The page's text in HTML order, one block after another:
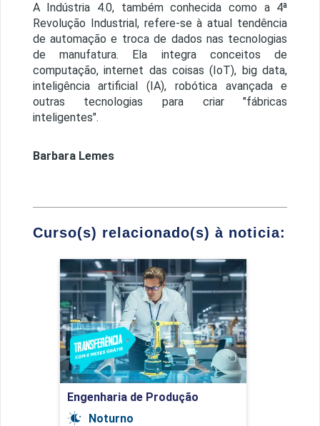
A Indústria 4.0, também conhecida como a 4ª
Revolução Industrial, refere-se à atual tendência
de automação e troca de dados nas tecnologias
de manufatura. Ela integra conceitos de
computação, internet das coisas (IoT), big data,
inteligência artificial (IA), robótica avançada e
outras tecnologias para criar "fábricas
inteligentes".
Barbara Lemes
Curso(s) relacionado(s) à noticia:
Engenharia de Produção
Noturno
Engenharia de Produção
Detalhes do curso
Ir para Inscrição